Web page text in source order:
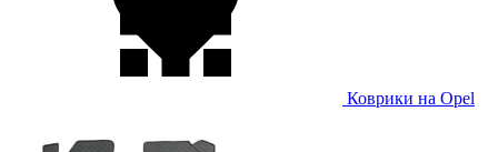
Коврики на Opel